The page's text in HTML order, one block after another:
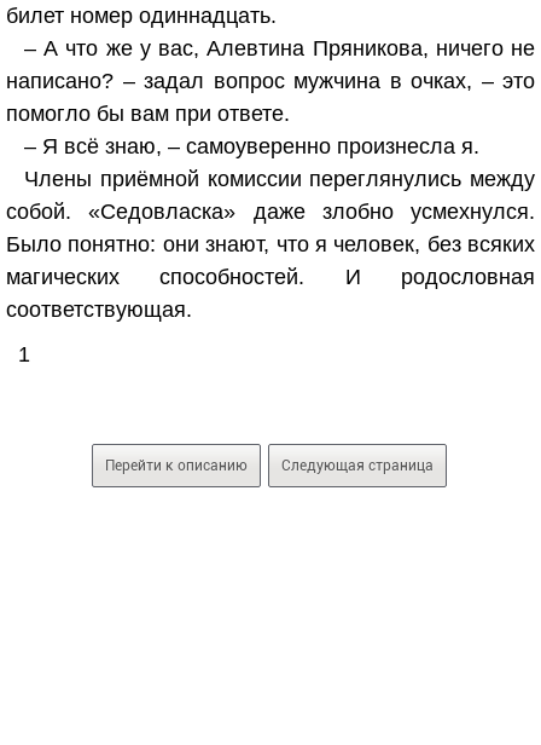
билет номер одиннадцать.
– А что же у вас, Алевтина Пряникова, ничего не
написано? – задал вопрос мужчина в очках, – это
помогло бы вам при ответе.
– Я всё знаю, – самоуверенно произнесла я.
Члены приёмной комиссии переглянулись между
собой. «Седовласка» даже злобно усмехнулся.
Было понятно: они знают, что я человек, без всяких
магических способностей. И родословная
соответствующая.
1
Перейти к описанию Следующая страница